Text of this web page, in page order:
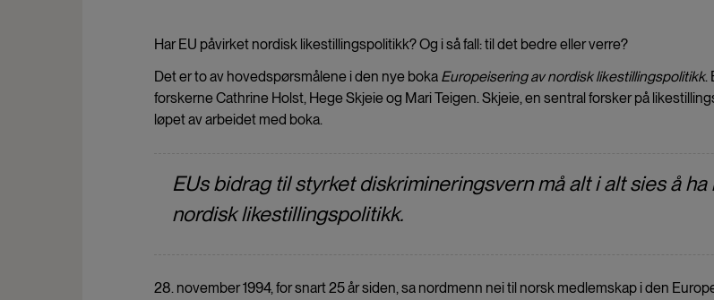
Har EU påvirket nordisk likestillingspolitikk? Og i så fall: til det bedre eller verre?
Det er to av hovedspørsmålene i den nye boka Europeisering av nordisk likestillingspolitikk.
forskerne Cathrine Holst, Hege Skjeie og Mari Teigen. Skjeie, en sentral forsker på
løpet av arbeidet med boka.
EUs bidrag til styrket diskrimineringsvern må alt i alt sies å
nordisk likestillingspolitikk.
28. november 1994, for snart 25 år siden, sa nordmenn nei til norsk medlemskap i den